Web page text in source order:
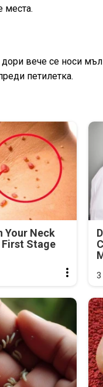
места.
вече се носи
петилетка.
Your Neck
First Stage